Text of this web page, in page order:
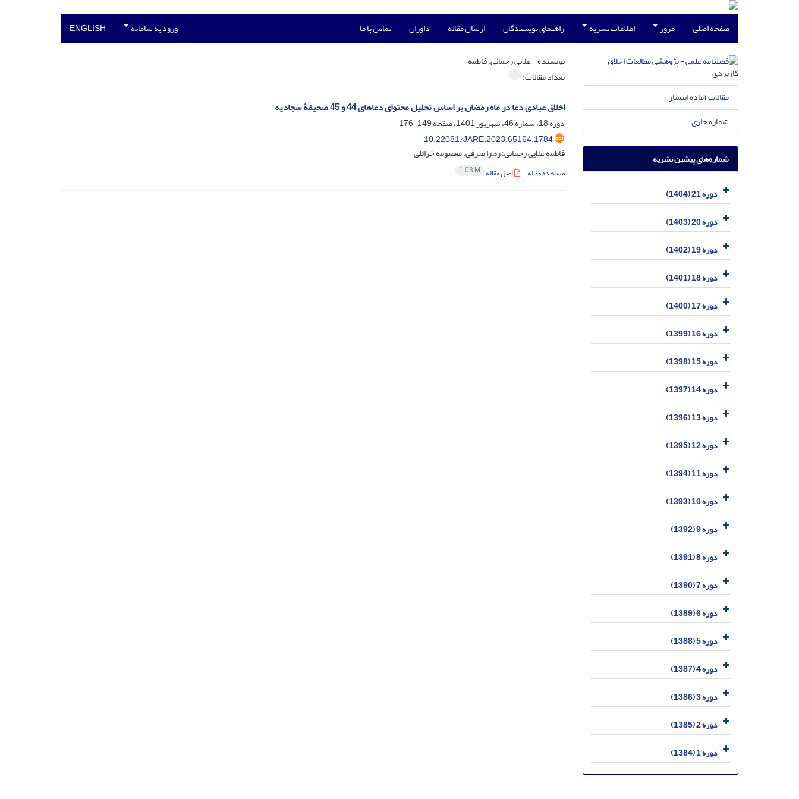
صفحه اصلی مرور اطلاعات نشریه راهنمای نویسندگان ارسال مقاله داوران تماس با ما ورود به سامانه ENGLISH
نویسنده =علایی رحمانی، فاطمه
تعداد مقالات: 1
اخلاق عبادی دعا در ماه رمضان بر اساس تحلیل محتوای دعاهای 44 و 45 صحیفۀ سجادیه
دوره 18، شماره 46، شهریور 1401، صفحه
149-176
10.22081/JARE.2023.65164.1784
فاطمه علایی رحمانی؛ زهرا صرفی؛ معصومه خزائلی
مشاهده مقاله اصل مقاله 1.03 M
مقالات آماده انتشار
شماره جاری
شماره‌های پیشین نشریه
دوره 21 (1404)
دوره 20 (1403)
دوره 19 (1402)
دوره 18 (1401)
دوره 17 (1400)
دوره 16 (1399)
دوره 15 (1398)
دوره 14 (1397)
دوره 13 (1396)
دوره 12 (1395)
دوره 11 (1394)
دوره 10 (1393)
دوره 9 (1392)
دوره 8 (1391)
دوره 7 (1390)
دوره 6 (1389)
دوره 5 (1388)
دوره 4 (1387)
دوره 3 (1386)
دوره 2 (1385)
دوره 1 (1384)